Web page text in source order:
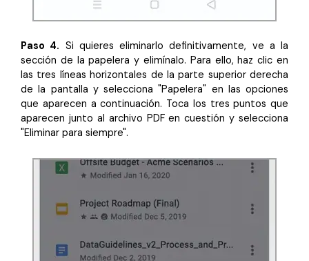
Paso 4. Si quieres eliminarlo definitivamente, ve a la
sección de la papelera y elimínalo. Para ello, haz clic en
las tres líneas horizontales de la parte superior derecha
de la pantalla y selecciona "Papelera" en las opciones
que aparecen a continuación. Toca los tres puntos que
aparecen junto al archivo PDF en cuestión y selecciona
"Eliminar para siempre".